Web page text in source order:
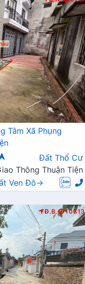
Tâm Xã Phụng
Đất Thổ Cư
Thông Thuận Tiện
Ven Đô→
Đ.B 10813